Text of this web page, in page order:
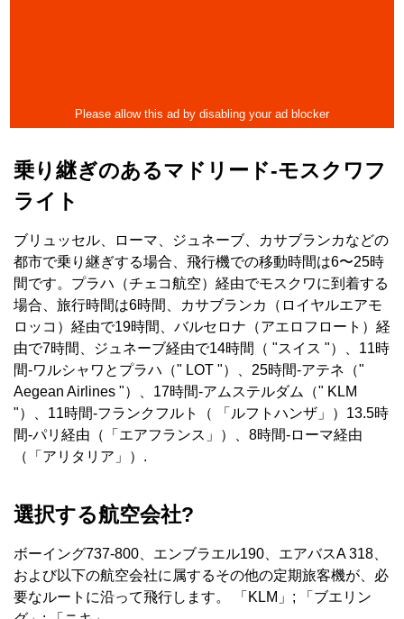
乗り継ぎのあるマドリード-モスクワフ
ライト
ブリュッセル、ローマ、ジュネーブ、カサブランカなどの
都市で乗り継ぎする場合、飛行機での移動時間は6〜25時
間です。プラハ（チェコ航空）経由でモスクワに到着する
場合、旅行時間は6時間、カサブランカ（ロイヤルエアモ
ロッコ）経由で19時間、バルセロナ（アエロフロート）経
由で7時間、ジュネーブ経由で14時間（ "スイス "）、11時
間-ワルシャワとプラハ（" LOT "）、25時間-アテネ（"
Aegean Airlines "）、17時間-アムステルダム（" KLM
"）、11時間-フランクフルト（ 「ルフトハンザ」）13.5時
間-パリ経由（「エアフランス」）、8時間-ローマ経由
（「アリタリア」）.
選択する航空会社?
ボーイング737-800、エンブラエル190、エアバスA 318、
および以下の航空会社に属するその他の定期旅客機が、必
要なルートに沿って飛行します。 「KLM」; 「ブエリン